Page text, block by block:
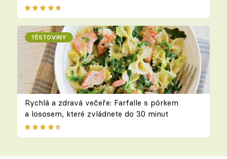
TĚSTOVINY
Rychlá a zdravá večeře: Farfalle s pórkem
a lososem, které zvládnete do 30 minut